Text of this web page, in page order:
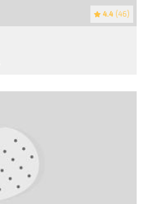
4.4 (46)